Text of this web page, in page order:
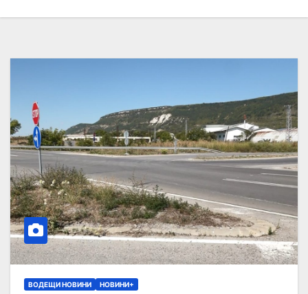
ВОДЕЩИ НОВИНИ НОВИНИ+